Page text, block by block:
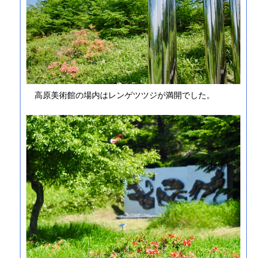
高原美術館の場内はレンゲツツジが満開でした。